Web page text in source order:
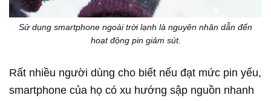
Sử dụng smartphone ngoài trời lạnh là nguyên nhân dẫn đến
hoạt động pin giảm sút.
Rất nhiều người dùng cho biết nếu đạt mức pin yếu,
smartphone của họ có xu hướng sập nguồn nhanh